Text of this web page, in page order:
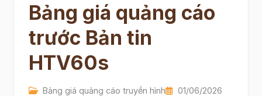
Bảng giá quảng cáo
trước Bản tin
HTV60s
Bảng giá quảng cáo truyền hình
01/06/2026